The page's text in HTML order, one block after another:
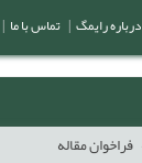
فراخوان مقاله
درباره رایمگ تماس با ما